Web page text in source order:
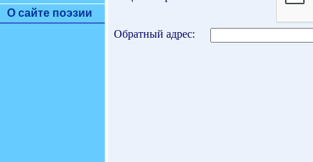
О сайте поэзии
Обратный адрес: